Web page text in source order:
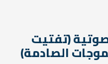
(تفتيت
الصادمة)